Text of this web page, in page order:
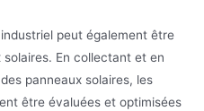
peut également être
En collectant et en
panneaux solaires, les
être évaluées et optimisées